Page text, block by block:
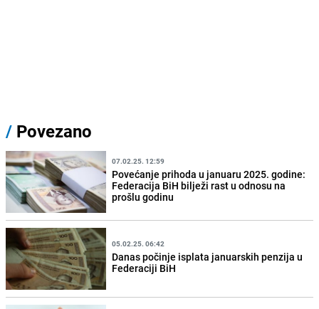
/ Povezano
07.02.25. 12:59
Povećanje prihoda u januaru 2025. godine:
Federacija BiH bilježi rast u odnosu na
prošlu godinu
05.02.25. 06:42
Danas počinje isplata januarskih penzija u
Federaciji BiH